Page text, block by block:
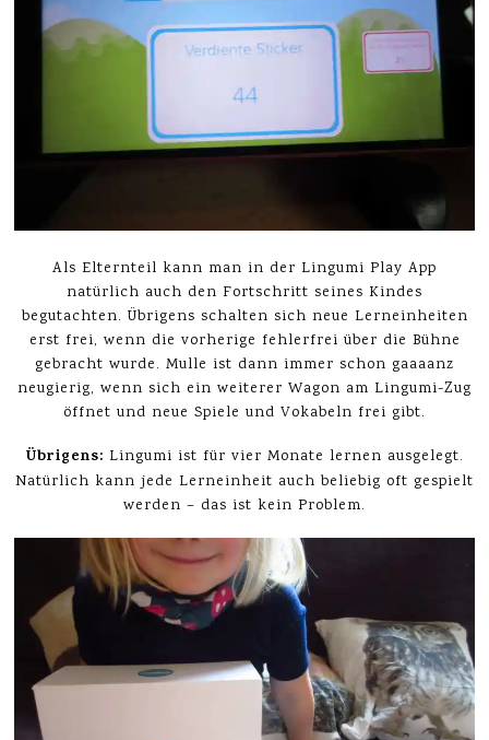
Als Elternteil kann man in der Lingumi Play App
natürlich auch den Fortschritt seines Kindes
begutachten. Übrigens schalten sich neue Lerneinheiten
erst frei, wenn die vorherige fehlerfrei über die Bühne
gebracht wurde. Mulle ist dann immer schon gaaaanz
neugierig, wenn sich ein weiterer Wagon am Lingumi-Zug
öffnet und neue Spiele und Vokabeln frei gibt.
Übrigens: Lingumi ist für vier Monate lernen ausgelegt.
Natürlich kann jede Lerneinheit auch beliebig oft gespielt
werden – das ist kein Problem.